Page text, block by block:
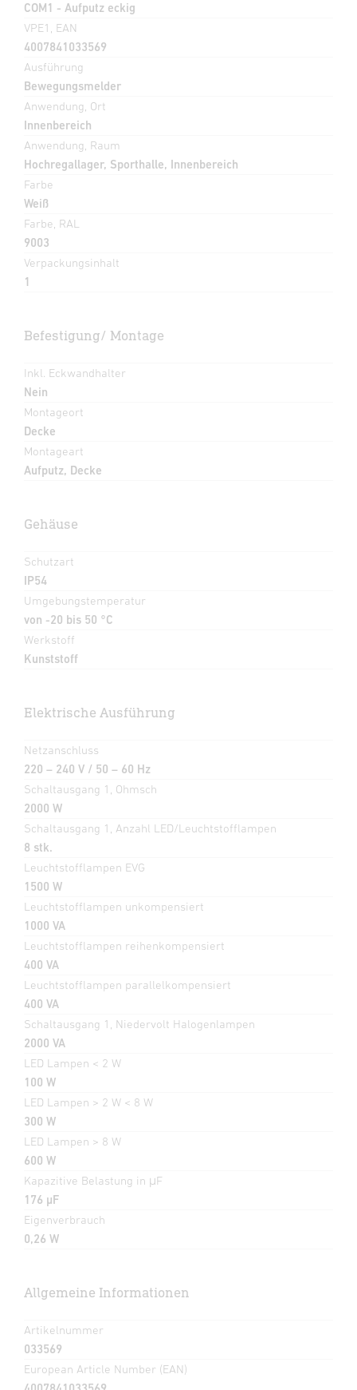
COM1 - Aufputz eckig
VPE1, EAN
4007841033569
Ausführung
Bewegungsmelder
Anwendung, Ort
Innenbereich
Anwendung, Raum
Hochregallager, Sporthalle, Innenbereich
Farbe
Weiß
Farbe, RAL
9003
Verpackungsinhalt
1
Befestigung/ Montage
Inkl. Eckwandhalter
Nein
Montageort
Decke
Montageart
Aufputz, Decke
Gehäuse
Schutzart
IP54
Umgebungstemperatur
von -20 bis 50 °C
Werkstoff
Kunststoff
Elektrische Ausführung
Netzanschluss
220 – 240 V / 50 – 60 Hz
Schaltausgang 1, Ohmsch
2000 W
Schaltausgang 1, Anzahl LED/Leuchtstofflampen
8 stk.
Leuchtstofflampen EVG
1500 W
Leuchtstofflampen unkompensiert
1000 VA
Leuchtstofflampen reihenkompensiert
400 VA
Leuchtstofflampen parallelkompensiert
400 VA
Schaltausgang 1, Niedervolt Halogenlampen
2000 VA
LED Lampen < 2 W
100 W
LED Lampen > 2 W < 8 W
300 W
LED Lampen > 8 W
600 W
Kapazitive Belastung in μF
176 µF
Eigenverbrauch
0,26 W
Allgemeine Informationen
Artikelnummer
033569
European Article Number (EAN)